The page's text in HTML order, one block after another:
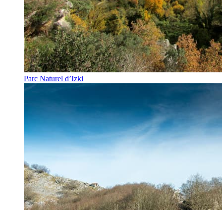
Parc Naturel d’Izki